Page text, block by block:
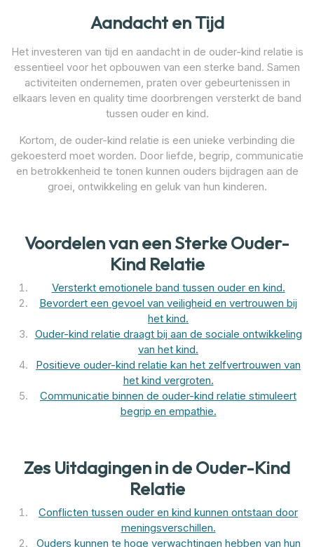
Aandacht en Tijd
Het investeren van tijd en aandacht in de ouder-kind relatie is
essentieel voor het opbouwen van een sterke band. Samen
activiteiten ondernemen, praten over gebeurtenissen in
elkaars leven en quality time doorbrengen versterkt de band
tussen ouder en kind.
Kortom, de ouder-kind relatie is een unieke verbinding die
gekoesterd moet worden. Door liefde, begrip, communicatie
en betrokkenheid te tonen kunnen ouders bijdragen aan de
groei, ontwikkeling en geluk van hun kinderen.
Voordelen van een Sterke Ouder-
Kind Relatie
Versterkt emotionele band tussen ouder en kind.
Bevordert een gevoel van veiligheid en vertrouwen bij
het kind.
Ouder-kind relatie draagt bij aan de sociale ontwikkeling
van het kind.
Positieve ouder-kind relatie kan het zelfvertrouwen van
het kind vergroten.
Communicatie binnen de ouder-kind relatie stimuleert
begrip en empathie.
Zes Uitdagingen in de Ouder-Kind
Relatie
Conflicten tussen ouder en kind kunnen ontstaan door
meningsverschillen.
Ouders kunnen te hoge verwachtingen hebben van hun